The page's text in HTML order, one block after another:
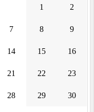
1 2
7 8 9
14 15 16
21 22 23
28 29 30